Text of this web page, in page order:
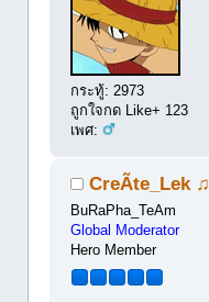
กระทู้: 2973
ถูกใจกด Like+ 123
เพศ:
CreÃte_Lek ♫
BuRaPha_TeAm
Global Moderator
Hero Member